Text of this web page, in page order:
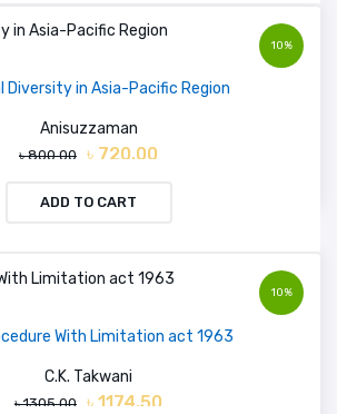
10%
Diversity in Asia-Pacific Region
Anisuzzaman
৳ 800.00 ৳ 720.00
ADD TO CART
10%
With Limitation act 1963
C.K. Takwani
৳ 1305.00 ৳ 1174.50